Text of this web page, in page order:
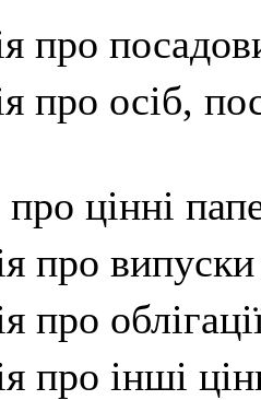
про
про осіб,
цінні
про випуски
про
про інші